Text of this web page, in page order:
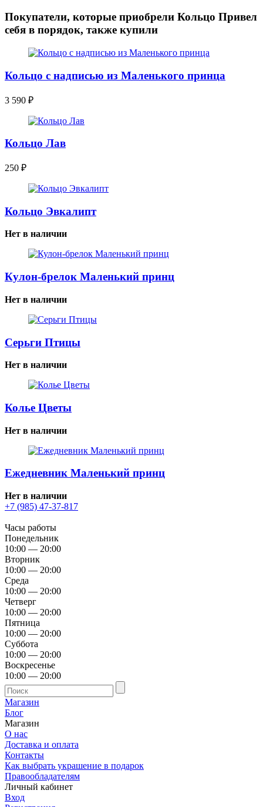
Покупатели, которые приобрели Кольцо Привел
себя в порядок, также купили
Кольцо с надписью из Маленького принца
3 590 ₽
Кольцо Лав
250 ₽
Кольцо Эвкалипт
Нет в наличии
Кулон-брелок Маленький принц
Нет в наличии
Серьги Птицы
Нет в наличии
Колье Цветы
Нет в наличии
Ежедневник Маленький принц
Нет в наличии
+7 (985) 47-37-817
Часы работы
Понедельник
10:00 — 20:00
Вторник
10:00 — 20:00
Среда
10:00 — 20:00
Четверг
10:00 — 20:00
Пятница
10:00 — 20:00
Суббота
10:00 — 20:00
Воскресенье
10:00 — 20:00
Магазин
Блог
Магазин
О нас
Доставка и оплата
Контакты
Как выбрать украшение в подарок
Правообладателям
Личный кабинет
Вход